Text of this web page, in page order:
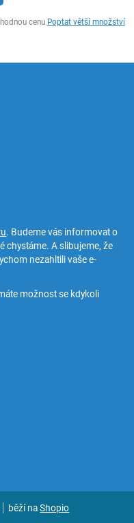
cenu Poptat větší množství
. Budeme vás informovat o
chystáme. A slibujeme, že
nezahltili vaše e-
možnost se kdykoli
běží naShopio